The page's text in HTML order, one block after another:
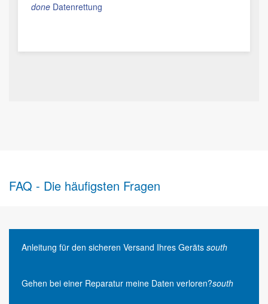
done Datenrettung
FAQ - Die häufigsten Fragen
Anleitung für den sicheren Versand Ihres Geräts south
Gehen bei einer Reparatur meine Daten verloren?south